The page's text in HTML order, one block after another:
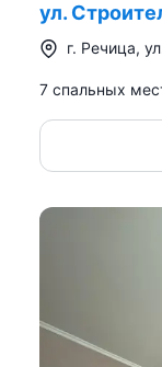
ул.
г. Речица,
7 спальных